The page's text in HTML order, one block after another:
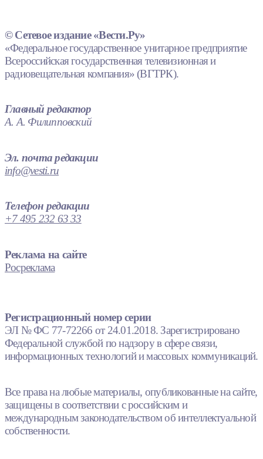
© Сетевое издание «Вести.Ру»
«Федеральное государственное унитарное предприятие
Всероссийская государственная телевизионная и
радиовещательная компания» (ВГТРК).
Главный редактор
А. А. Филипповский
Эл. почта редакции
info@vesti.ru
Телефон редакции
+7 495 232 63 33
Реклама на сайте
Росреклама
Регистрационный номер серии
ЭЛ № ФС 77-72266 от 24.01.2018. Зарегистрировано
Федеральной службой по надзору в сфере связи,
информационных технологий и массовых коммуникаций.
Все права на любые материалы, опубликованные на сайте,
защищены в соответствии с российским и
международным законодательством об интеллектуальной
собственности.